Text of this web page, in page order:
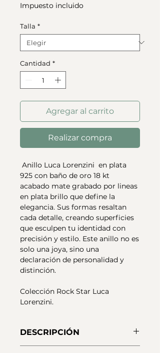
Impuesto incluido
Talla *
Cantidad *
Agregar al carrito
Realizar compra
Anillo Luca Lorenzini en plata
925 con baño de oro 18 kt
acabado mate grabado por lineas
en plata brillo que define la
elegancia. Sus formas resaltan
cada detalle, creando superficies
que esculpen tu identidad con
precisión y estilo. Este anillo no es
solo una joya, sino una
declaración de personalidad y
distinción.
Colección Rock Star Luca
Lorenzini.
DESCRIPCIÓN